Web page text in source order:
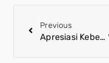
Previous
Apresiasi Keberhasilan Pemerintah Tangani Berbagai Isu Papua, Ciptakan Sinkronisasi Pusat dan Daerah